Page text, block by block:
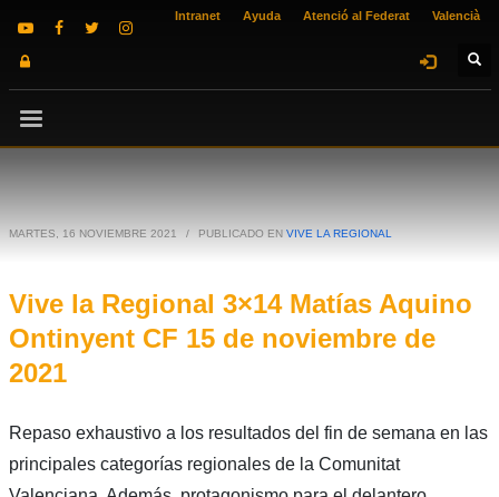
Intranet Ayuda Atenció al Federat Valencià
MARTES, 16 NOVIEMBRE 2021 / PUBLICADO EN VIVE LA REGIONAL
Vive la Regional 3×14 Matías Aquino
Ontinyent CF 15 de noviembre de
2021
Repaso exhaustivo a los resultados del fin de semana en las
principales categorías regionales de la Comunitat